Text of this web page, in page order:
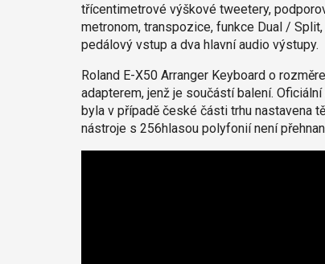
třícentimetrové výškové tweetery,
metronom, transpozice, funkce Dual /
pedálový vstup a dva hlavní audio výstupy.
Roland E-X50 Arranger Keyboard o
adapterem, jenž je součástí balení.
byla v případě české části trhu nastavena
nástroje s 256hlasou polyfonií není